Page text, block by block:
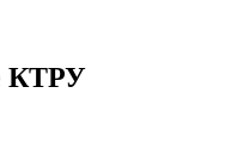
КТРУ